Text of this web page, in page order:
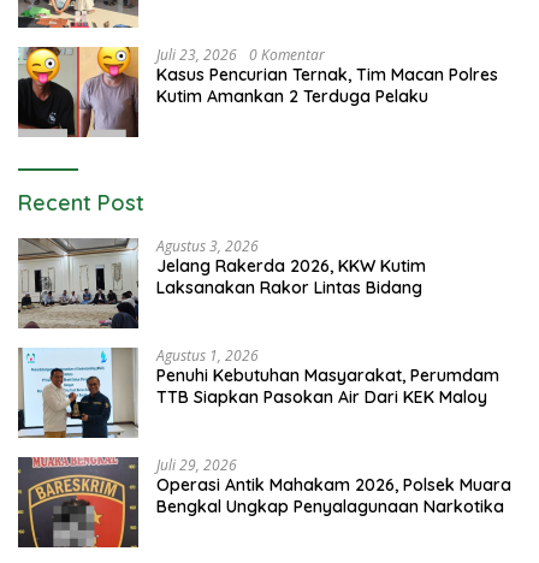
Juli 23, 2026 0 Komentar
Kasus Pencurian Ternak, Tim Macan Polres
Kutim Amankan 2 Terduga Pelaku
Recent Post
Agustus 3, 2026
Jelang Rakerda 2026, KKW Kutim
Laksanakan Rakor Lintas Bidang
Agustus 1, 2026
Penuhi Kebutuhan Masyarakat, Perumdam
TTB Siapkan Pasokan Air Dari KEK Maloy
Juli 29, 2026
Operasi Antik Mahakam 2026, Polsek Muara
Bengkal Ungkap Penyalagunaan Narkotika